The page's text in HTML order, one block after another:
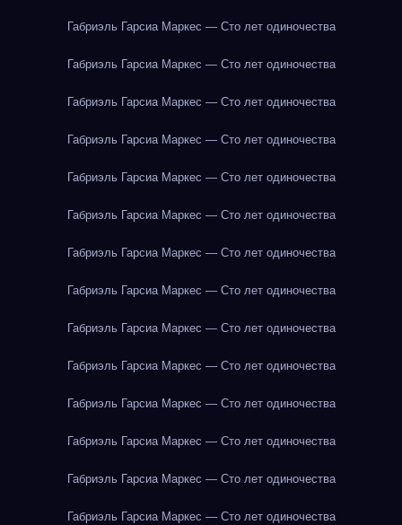
Габриэль Гарсиа Маркес — Сто лет одиночества
Габриэль Гарсиа Маркес — Сто лет одиночества
Габриэль Гарсиа Маркес — Сто лет одиночества
Габриэль Гарсиа Маркес — Сто лет одиночества
Габриэль Гарсиа Маркес — Сто лет одиночества
Габриэль Гарсиа Маркес — Сто лет одиночества
Габриэль Гарсиа Маркес — Сто лет одиночества
Габриэль Гарсиа Маркес — Сто лет одиночества
Габриэль Гарсиа Маркес — Сто лет одиночества
Габриэль Гарсиа Маркес — Сто лет одиночества
Габриэль Гарсиа Маркес — Сто лет одиночества
Габриэль Гарсиа Маркес — Сто лет одиночества
Габриэль Гарсиа Маркес — Сто лет одиночества
Габриэль Гарсиа Маркес — Сто лет одиночества